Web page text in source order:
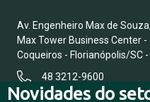
Novidades do
Av. Engenheiro Max de
Max Tower Business Center -
Coqueiros - Florianópolis/SC
48 3212-9600